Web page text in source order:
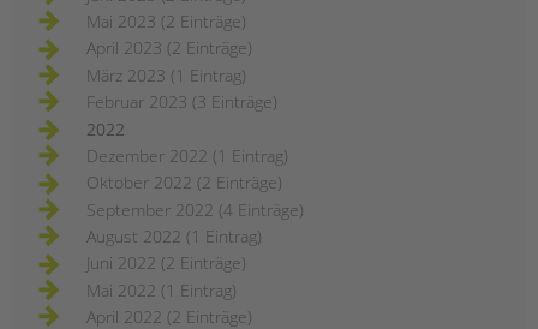
Mai 2023 (2 Einträge)
April 2023 (2 Einträge)
März 2023 (1 Eintrag)
Februar 2023 (3 Einträge)
2022
Dezember 2022 (1 Eintrag)
Oktober 2022 (2 Einträge)
September 2022 (4 Einträge)
August 2022 (1 Eintrag)
Juni 2022 (2 Einträge)
Mai 2022 (1 Eintrag)
April 2022 (2 Einträge)